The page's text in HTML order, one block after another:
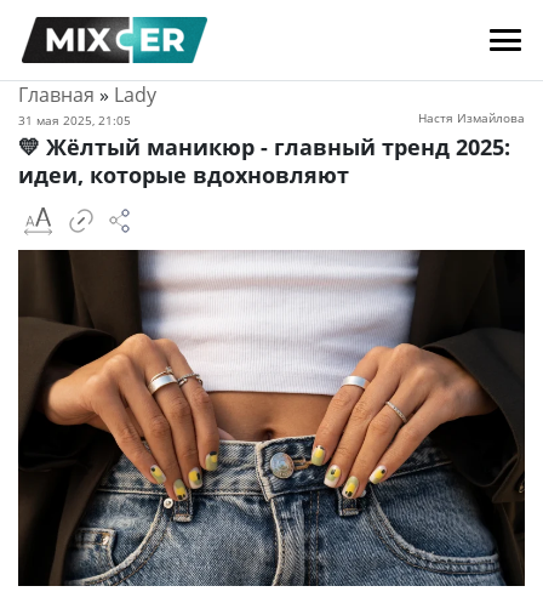
Главная » Lady
31 мая 2025, 21:05 Настя Измайлова
💛 Жёлтый маникюр - главный тренд 2025:
идеи, которые вдохновляют